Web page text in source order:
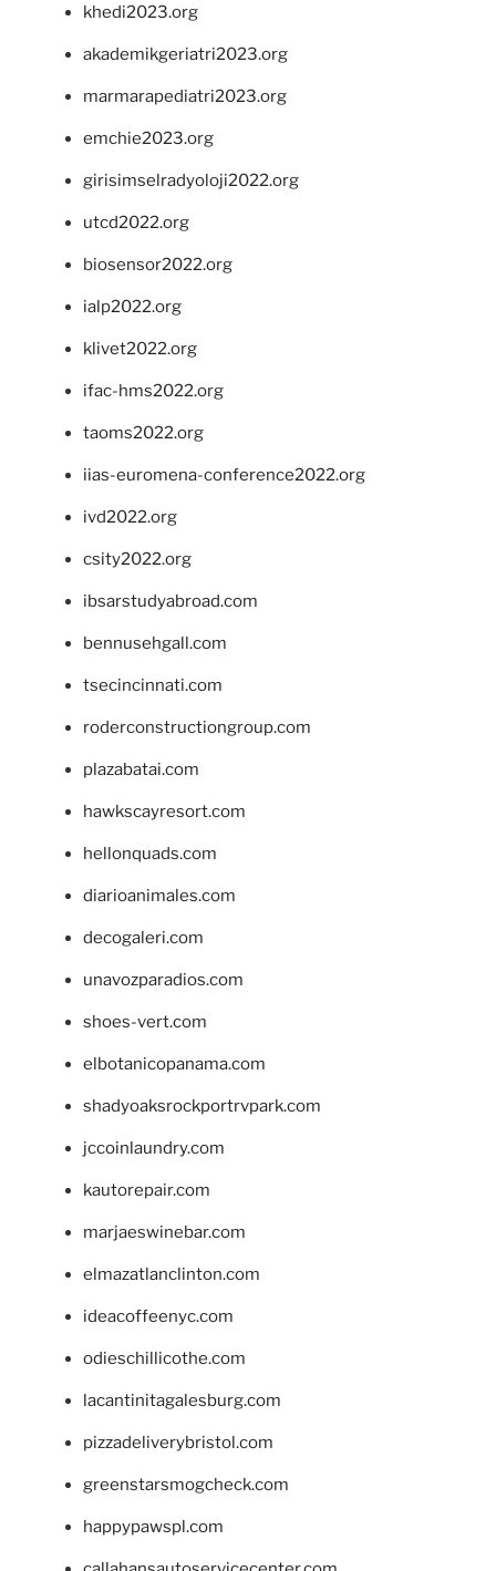
khedi2023.org
akademikgeriatri2023.org
marmarapediatri2023.org
emchie2023.org
girisimselradyoloji2022.org
utcd2022.org
biosensor2022.org
ialp2022.org
klivet2022.org
ifac-hms2022.org
taoms2022.org
iias-euromena-conference2022.org
ivd2022.org
csity2022.org
ibsarstudyabroad.com
bennusehgall.com
tsecincinnati.com
roderconstructiongroup.com
plazabatai.com
hawkscayresort.com
hellonquads.com
diarioanimales.com
decogaleri.com
unavozparadios.com
shoes-vert.com
elbotanicopanama.com
shadyoaksrockportrvpark.com
jccoinlaundry.com
kautorepair.com
marjaeswinebar.com
elmazatlanclinton.com
ideacoffeenyc.com
odieschillicothe.com
lacantinitagalesburg.com
pizzadeliverybristol.com
greenstarsmogcheck.com
happypawspl.com